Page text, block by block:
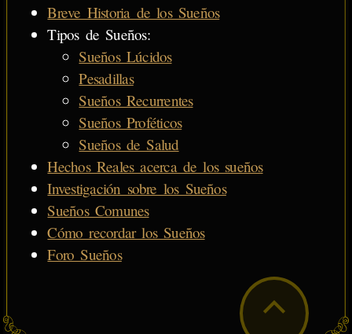
Breve Historia de los Sueños
Tipos de Sueños:
Sueños Lúcidos
Pesadillas
Sueños Recurrentes
Sueños Proféticos
Sueños de Salud
Hechos Reales acerca de los sueños
Investigación sobre los Sueños
Sueños Comunes
Cómo recordar los Sueños
Foro Sueños